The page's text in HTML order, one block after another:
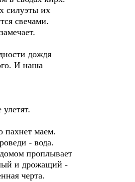
силуэты их
свечами.
дождя
И наша
пахнет маем.
- вода.
проплывает
и дрожащий -
черта.